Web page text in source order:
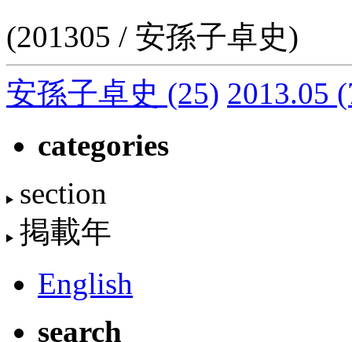
(201305 / 安孫子卓史)
安孫子卓史 (25) 2013.05
categories
section
掲載年
English
search